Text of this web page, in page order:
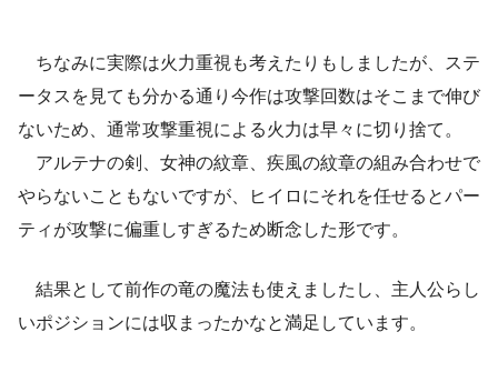
ちなみに実際は火力重視も考えたりもしましたが、ステ
ータスを見ても分かる通り今作は攻撃回数はそこまで伸び
ないため、通常攻撃重視による火力は早々に切り捨て。
アルテナの剣、女神の紋章、疾風の紋章の組み合わせで
やらないこともないですが、ヒイロにそれを任せるとパー
ティが攻撃に偏重しすぎるため断念した形です。
結果として前作の竜の魔法も使えましたし、主人公らし
いポジションには収まったかなと満足しています。